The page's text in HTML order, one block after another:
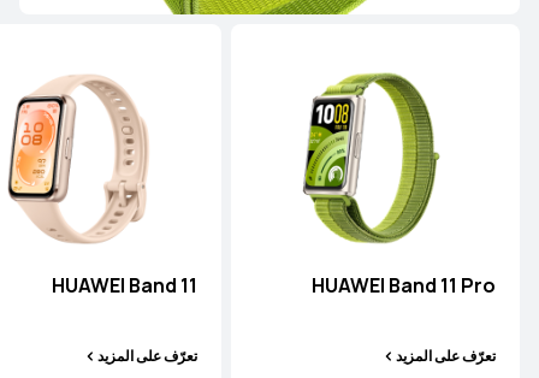
HUAWEI Band 11 Pro
تعرّف على المزيد
HUAWEI Band 11
تعرّف على المزيد
HUAWEI WATCH FIT 5 Pro
تعرّف على المزيد